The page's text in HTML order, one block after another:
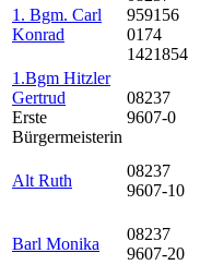
1. Bgm. Carl
Konrad
959156
0174
1421854
1.Bgm Hitzler
Gertrud
Erste
Bürgermeisterin
08237
9607-0
Alt Ruth
08237
9607-10
Barl Monika
08237
9607-20